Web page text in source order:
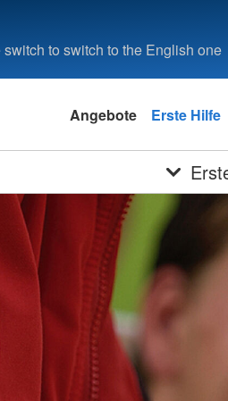
to switch to the English one
Angebote Erste Hilfe